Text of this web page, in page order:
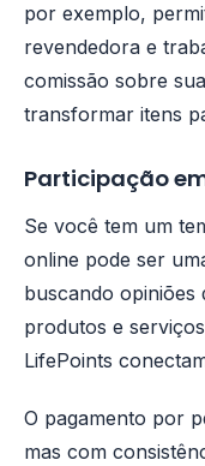
por exemplo,
revendedora e
comissão sobre
transformar itens
Participação
Se você tem um
online pode ser
buscando opiniões
produtos e
LifePoints
O pagamento por
mas com